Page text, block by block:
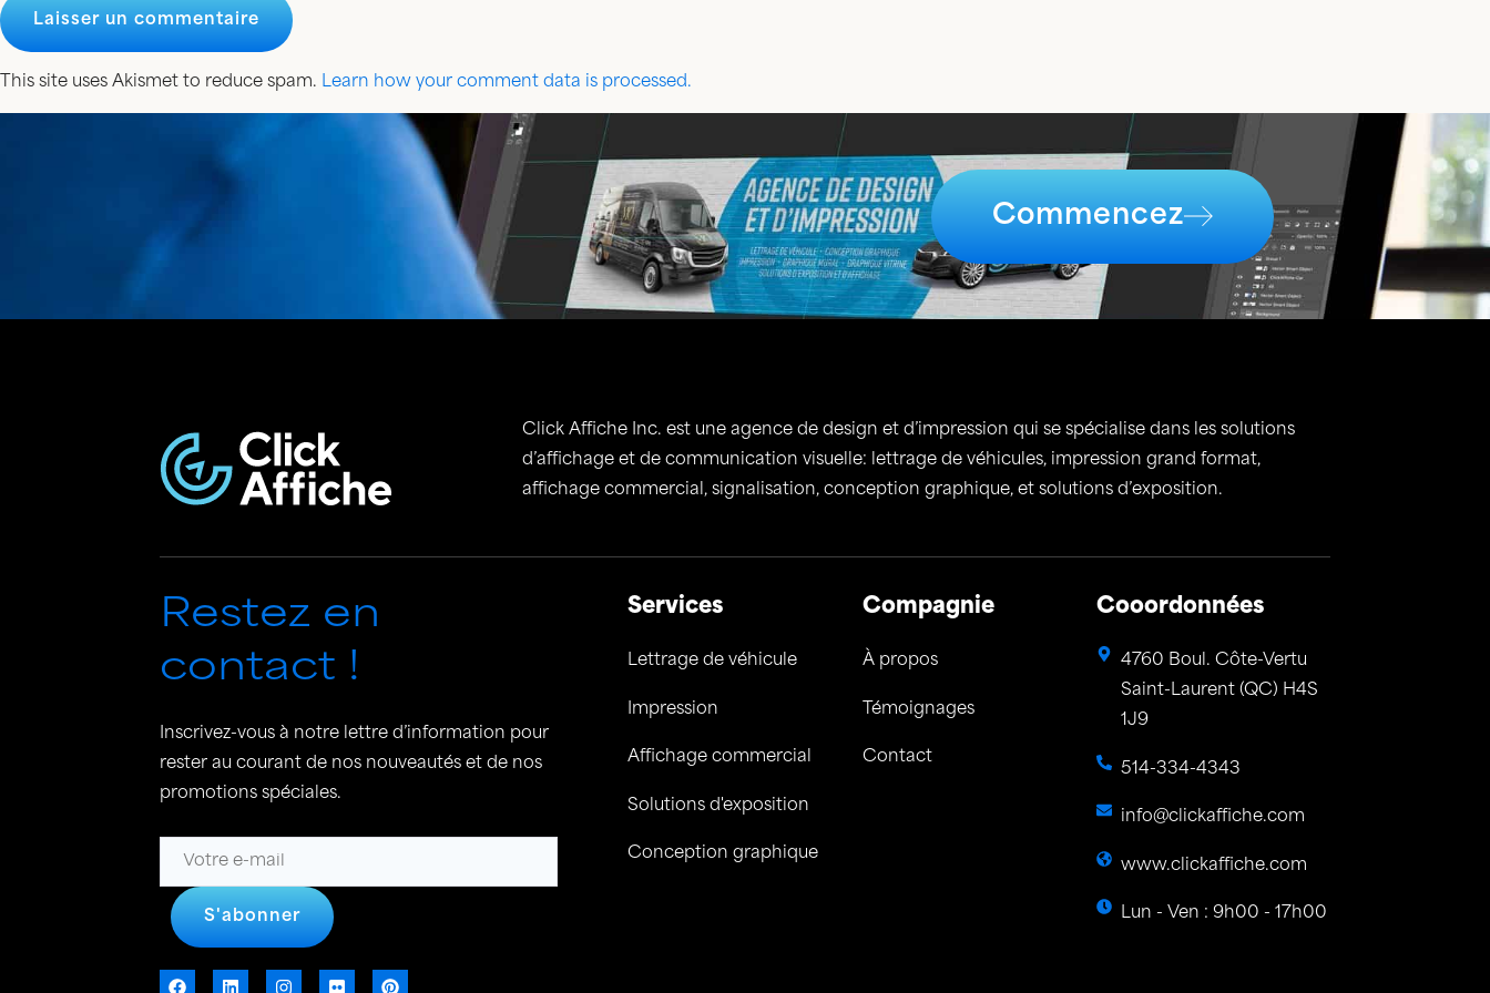
This site uses Akismet to reduce spam. Learn how your comment data is processed.
Commencez
Click Affiche Inc. est une agence de design et d’impression qui se spécialise dans les solutions
d’affichage et de communication visuelle: lettrage de véhicules, impression grand format,
affichage commercial, signalisation, conception graphique, et solutions d’exposition.
Restez en
contact !
Inscrivez-vous à notre lettre d’information pour
rester au courant de nos nouveautés et de nos
promotions spéciales.
S'abonner
Services
Lettrage de véhicule
Impression
Affichage commercial
Solutions d'exposition
Conception graphique
Compagnie
À propos
Témoignages
Contact
Cooordonnées
4760 Boul. Côte-Vertu
Saint-Laurent (QC) H4S
1J9
514-334-4343
info@clickaffiche.com
www.clickaffiche.com
Lun - Ven : 9h00 - 17h00